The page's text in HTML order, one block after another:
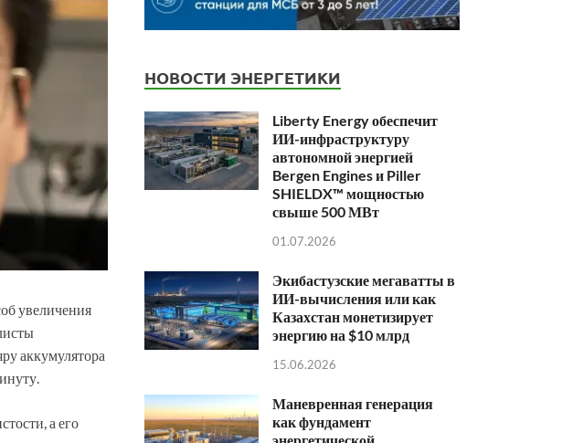
увеличения
аккумулятора
а его
НОВОСТИ ЭНЕРГЕТИКИ
Liberty Energy обеспечит
ИИ-инфраструктуру
автономной энергией
Bergen Engines и Piller
SHIELDX™ мощностью
свыше 500 МВт
01.07.2026
Экибастузские мегаватты в
ИИ-вычисления или как
Казахстан монетизирует
энергию на $10 млрд
15.06.2026
Маневренная генерация
как фундамент
энергетической